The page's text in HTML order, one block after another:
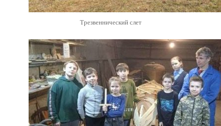
Трезвеннический слет